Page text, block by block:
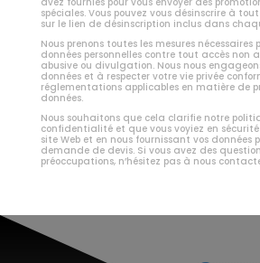
spéciales. Vous pouvez vous désinscrire à
sur le lien de désinscription inclus dans
Nous prenons toutes les mesures nécessaires
données personnelles contre tout accès non
abusive ou divulgation. Nous nous
données et à respecter votre vie privée
réglementations applicables en matière de
données.
Nous souhaitons que cela clarifie notre
confidentialité et que vous voyiez en
site Web et en nous fournissant vos données
demande de devis. Si vous avez des
préoccupations, n’hésitez pas à nous